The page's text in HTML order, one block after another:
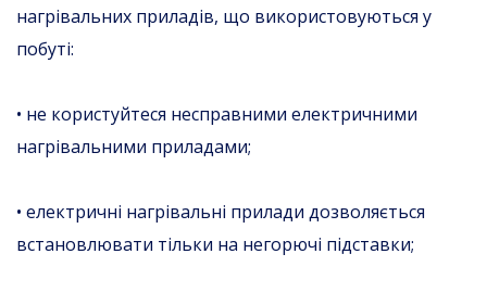
нагрівальних приладів, що використовуються у
побуті:
• не користуйтеся несправними електричними
нагрівальними приладами;
• електричні нагрівальні прилади дозволяється
встановлювати тільки на негорючі підставки;